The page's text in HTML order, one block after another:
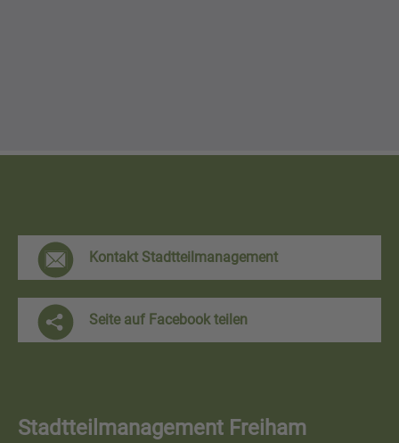
F
r
e
i
Kontakt Stadtteilmanagement
Seite auf Facebook teilen
Stadtteilmanagement Freiham